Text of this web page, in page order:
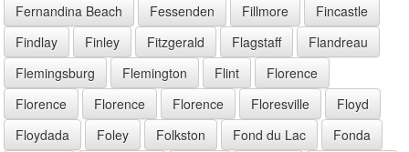
Fernandina Beach
Fessenden Fillmore
Fincastle
Findlay
Finley Fitzgerald Flagstaff
Flandreau
Flemingsburg
Flemington Flint
Florence
Florence
Florence Florence Floresville
Floyd
Floydada
Foley Folkston Fond du Lac
Fonda